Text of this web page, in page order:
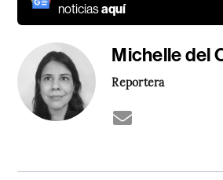
noticiasaquí
Michelle del
Reportera